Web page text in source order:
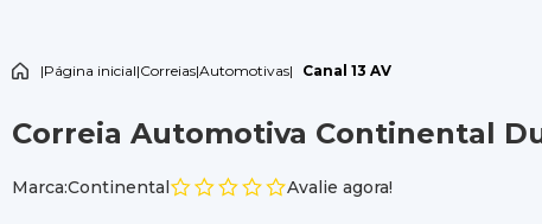
|Página inicial|Correias|Automotivas| Canal 13 AV
Correia Automotiva Continental
Marca:Continental Avalie agora!